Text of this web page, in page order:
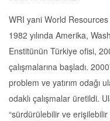
WRI yani World
1982 yılında Amerika,
Enstitünün Türkiye ofisi,
çalışmalarına başladı.
problem ve yatırım odağı
odaklı çalışmalar üretildi.
“sürdürülebilir ve erişilebilir